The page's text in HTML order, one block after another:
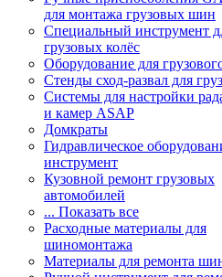
для монтажа грузовых шин
Специальный инструмент
грузовых колёс
Оборудование для
Стенды сход-развал для
Системы для настройки
и камер ASAP
Домкраты
Гидравлическое
инструмент
Кузовной ремонт грузовых
автомобилей
... Показать все
Расходные материалы для
шиномонтажа
Материалы для ремонта